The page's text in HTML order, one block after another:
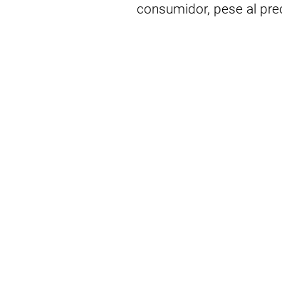
consumidor, pese al